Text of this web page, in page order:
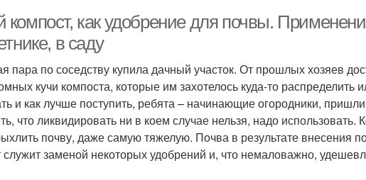
компост, как удобрение для почвы.
в саду
пара по соседству купила дачный участок. От прошлых хозяев
кучи компоста, которые им захотелось куда-то распределить
и как лучше поступить, ребята – начинающие огородники,
что ликвидировать ни в коем случае нельзя, надо использовать.
почву, даже самую тяжелую. Почва в результате внесения
заменой некоторых удобрений и, что немаловажно,